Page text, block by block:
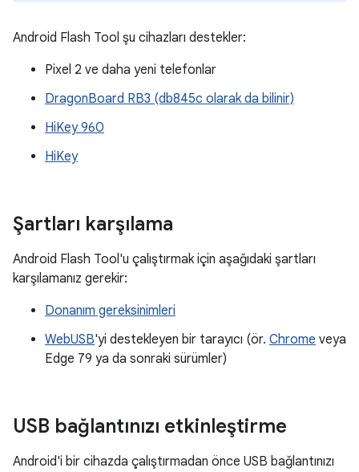
Android Flash Tool şu cihazları destekler:
Pixel 2 ve daha yeni telefonlar
DragonBoard RB3 (db845c olarak da bilinir)
HiKey 960
HiKey
Şartları karşılama
Android Flash Tool'u çalıştırmak için aşağıdaki şartları
karşılamanız gerekir:
Donanım gereksinimleri
WebUSB'yi destekleyen bir tarayıcı (ör. Chrome veya
Edge 79 ya da sonraki sürümler)
USB bağlantınızı etkinleştirme
Android'i bir cihazda çalıştırmadan önce USB bağlantınızı